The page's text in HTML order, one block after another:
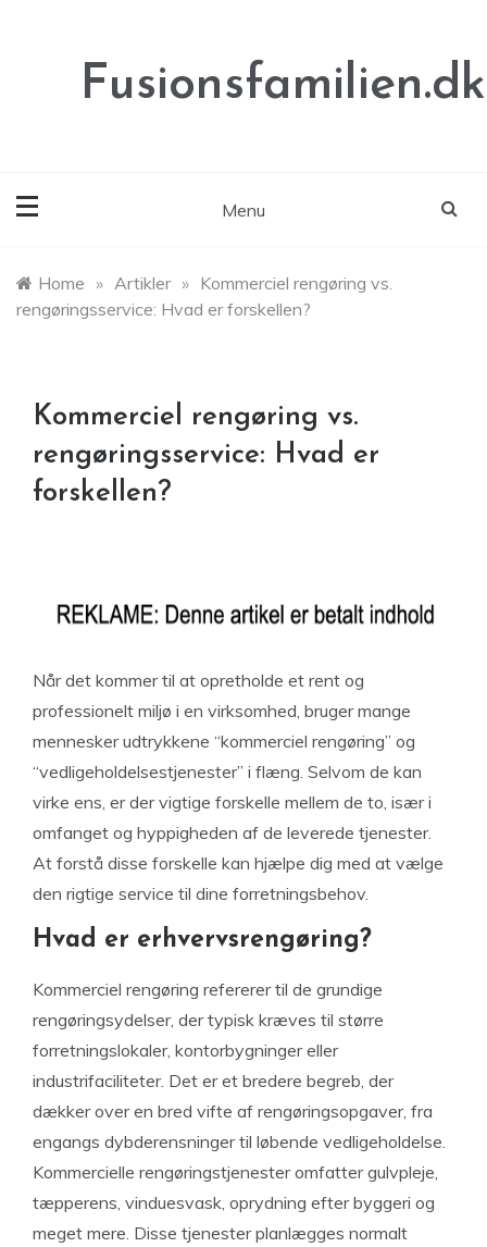
Fusionsfamilien.dk
Menu
Home » Artikler » Kommerciel rengøring vs.
rengøringsservice: Hvad er forskellen?
Kommerciel rengøring vs.
rengøringsservice: Hvad er
forskellen?
Når det kommer til at opretholde et rent og
professionelt miljø i en virksomhed, bruger mange
mennesker udtrykkene “kommerciel rengøring” og
“vedligeholdelsestjenester” i flæng. Selvom de kan
virke ens, er der vigtige forskelle mellem de to, især i
omfanget og hyppigheden af ​​de leverede tjenester.
At forstå disse forskelle kan hjælpe dig med at vælge
den rigtige service til dine forretningsbehov.
Hvad er erhvervsrengøring?
Kommerciel rengøring refererer til de grundige
rengøringsydelser, der typisk kræves til større
forretningslokaler, kontorbygninger eller
industrifaciliteter. Det er et bredere begreb, der
dækker over en bred vifte af rengøringsopgaver, fra
engangs dybderensninger til løbende vedligeholdelse.
Kommercielle rengøringstjenester omfatter gulvpleje,
tæpperens, vinduesvask, oprydning efter byggeri og
meget mere. Disse tjenester planlægges normalt